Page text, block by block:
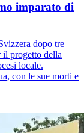
imparato di
dopo tre
il progetto della
locale.
con le sue morti e